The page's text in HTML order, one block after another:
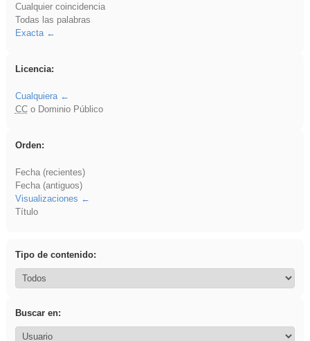
Cualquier coincidencia
Todas las palabras
Exacta
Licencia:
Cualquiera
CCo Dominio Público
Orden:
Fecha (recientes)
Fecha (antiguos)
Visualizaciones
Título
Tipo de contenido:
Buscar en: